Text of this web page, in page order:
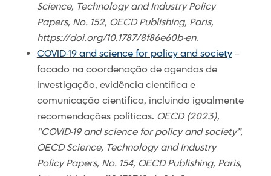
Science, Technology and Industry Policy
Papers, No. 152, OECD Publishing, Paris,
https://doi.org/10.1787/8f86e60b-en.
COVID-19 and science for policy and society–
focado na coordenação de agendas de
investigação, evidência científica e
comunicação científica, incluindo igualmente
recomendações políticas. OECD (2023),
“COVID-19 and science for policy and society”,
OECD Science, Technology and Industry
Policy Papers, No. 154, OECD Publishing, Paris,